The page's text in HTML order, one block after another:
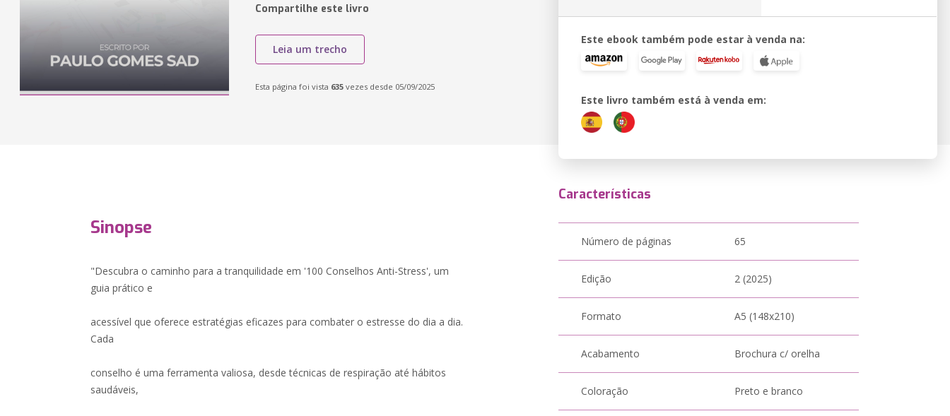
Compartilhe este livro
Leia um trecho
Esta página foi vista 635 vezes desde 05/09/2025
Este ebook também pode estar à venda na:
Este livro também está à venda em:
Sinopse
"Descubra o caminho para a tranquilidade em '100 Conselhos Anti-Stress', um
guia prático e
acessível que oferece estratégias eficazes para combater o estresse do dia a dia.
Cada
conselho é uma ferramenta valiosa, desde técnicas de respiração até hábitos
saudáveis,
Características
Número de páginas 65
Edição 2 (2025)
Formato A5 (148x210)
Acabamento Brochura c/ orelha
Coloração Preto e branco